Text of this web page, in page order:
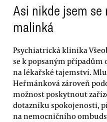
Asi nikde jsem
malinká
Psychiatrická klinika
se k popsaným
na lékařské tajemství.
Heřmánková zároveň
možnost poskytnout
dotazníku spokojenosti,
na nemocničního